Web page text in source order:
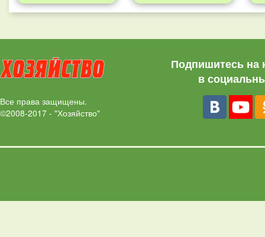
Все права защищены.
©2008-2017 - "Хозяйство"
Подпишитесь на
в